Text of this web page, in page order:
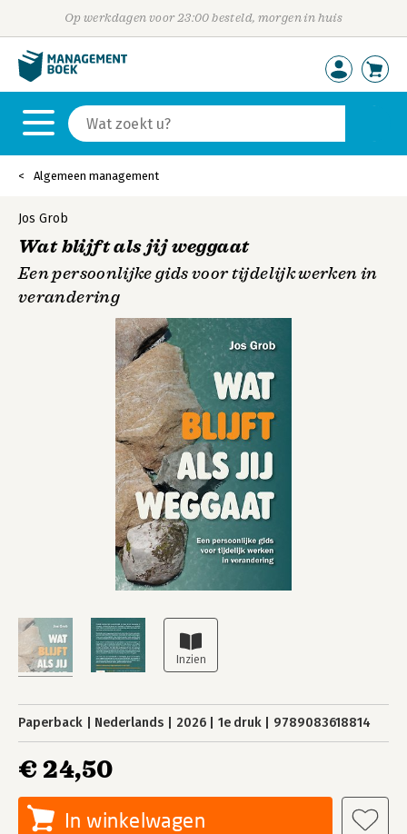
Op werkdagen voor 23:00 besteld, morgen in huis
Algemeen management
Jos Grob
Wat blijft als jij weggaat
Een persoonlijke gids voor tijdelijk werken in
verandering
Paperback Nederlands 2026 1e druk 9789083618814
€ 24,50
In winkelwagen